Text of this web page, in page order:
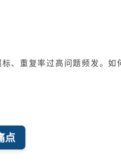
、重复率过高问题频发。如
点